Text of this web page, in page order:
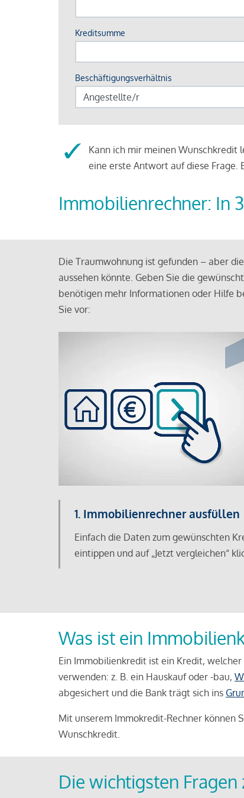
Kann ich mir meinen Wunschkredit
eine erste Antwort auf diese Frage.
Immobilienrechner: In
Die Traumwohnung ist gefunden – aber
aussehen könnte. Geben Sie die
benötigen mehr Informationen oder Hilfe
Sie vor:
1. Immobilienrechner ausfüllen
Einfach die Daten zum gewünschten
eintippen und auf „Jetzt vergleichen“
Was ist ein
Ein Immobilienkredit ist ein Kredit,
verwenden: z. B. ein Hauskauf oder -bau,
abgesichert und die Bank trägt sich ins
Mit unserem Immokredit-Rechner können
Wunschkredit.
Die wichtigsten